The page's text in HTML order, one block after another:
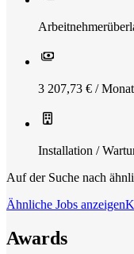
3 207,73 € / Monat
Installation /
Auf der Suche nach
Ähnliche Jobs anzeigen
Awards